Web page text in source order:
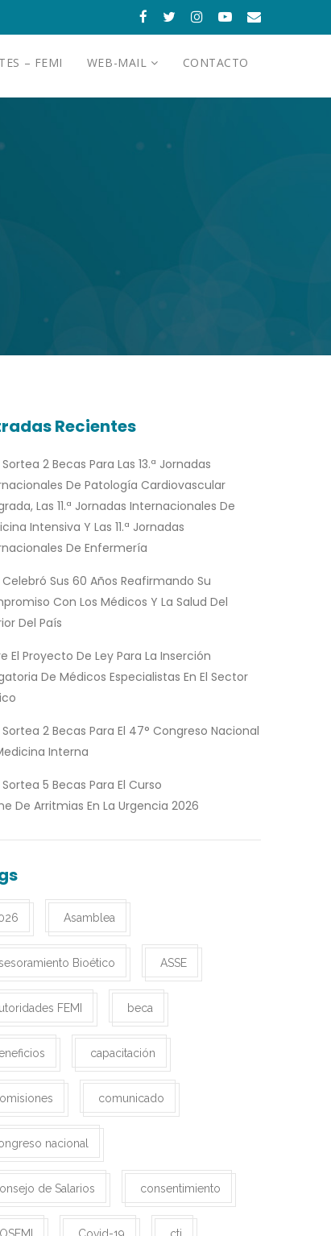
– FEMI WEB-MAIL CONTACTO
Recientes
Sortea 2 Becas Para Las 13.ª Jornadas
De Patología Cardiovascular
Las 11.ª Jornadas Internacionales De
Intensiva Y Las 11.ª Jornadas
De Enfermería
Celebró Sus 60 Años Reafirmando Su
Con Los Médicos Y La Salud Del
Del País
El Proyecto De Ley Para La Inserción
De Médicos Especialistas En El Sector
Sortea 2 Becas Para El 47° Congreso Nacional
Interna
Sortea 5 Becas Para El Curso
De Arritmias En La Urgencia 2026
Asamblea
Bioético ASSE
FEMI beca
capacitación
comunicado
nacional
de Salarios consentimiento